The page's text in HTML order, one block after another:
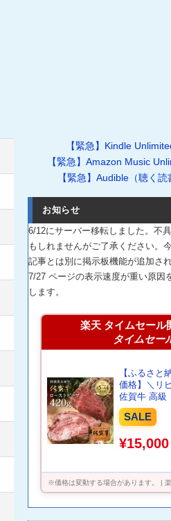
【緊急】Kindle
【緊急】Amazon Music
【緊急】Audible（聴く
お知らせ
6/12にサーバー移転しました。不
もしれませんがご了承ください。
記事とは別に掲示板機能が追加さ
7/27 ページの表示速度が重い原因
します。
楽天 タイムセール
タイムセー
【ふるさと
価格】＼リ
佐賀牛 高級
ブロック
しっとり 柔
がたっぷり
SALE
¥15,000
※価格は変動する場合があります。 |